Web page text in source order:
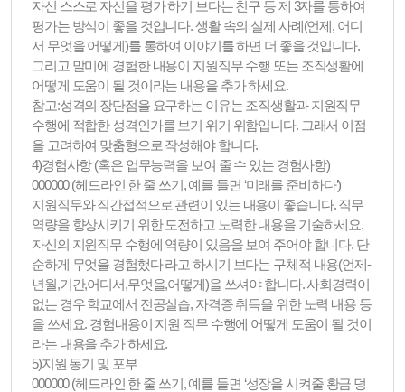
자신 스스로 자신을 평가 하기 보다는 친구 등 제 3자를 통하여
평가는 방식이 좋을 것입니다. 생활 속의 실제 사례(언제, 어디
서 무엇을 어떻게)를 통하여 이야기를 하면 더 좋을 것입니다.
그리고 말미에 경험한 내용이 지원직무 수행 또는 조직생활에
어떻게 도움이 될 것이라는 내용을 추가 하세요.
참고:성격의 장단점을 요구하는 이유는 조직생활과 지원직무
수행에 적합한 성격인가를 보기 위기 위함입니다. 그래서 이점
을 고려하여 맞춤형으로 작성해야 합니다.
4)경험사항 (혹은 업무능력을 보여 줄 수 있는 경험사항)
000000 (헤드라인 한 줄 쓰기, 예를 들면 ‘미래를 준비하다’)
지원직무와 직간접적으로 관련이 있는 내용이 좋습니다. 직무
역량을 향상시키기 위한 도전하고 노력한 내용을 기술하세요.
자신의 지원직무 수행에 역량이 있음을 보여 주어야 합니다. 단
순하게 무엇을 경험했다 라고 하시기 보다는 구체적 내용(언제-
년월,기간,어디서,무엇을,어떻게)을 쓰셔야 합니다. 사회경력이
없는 경우 학교에서 전공실습, 자격증 취득을 위한 노력 내용 등
을 쓰세요. 경험내용이 지원 직무 수행에 어떻게 도움이 될 것이
라는 내용을 추가 하세요.
5)지원 동기 및 포부
000000 (헤드라인 한 줄 쓰기, 예를 들면 ‘성장을 시켜줄 황금 덩